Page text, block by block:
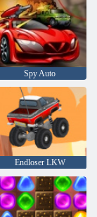
Spy Auto
Endloser LKW